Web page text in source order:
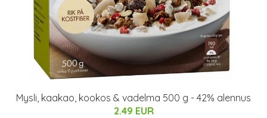
Mysli, kaakao, kookos & vadelma 500 g - 42% alennus
2.49 EUR